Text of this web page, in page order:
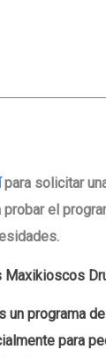
para solicitar
el
Maxikioscos
un programa
para